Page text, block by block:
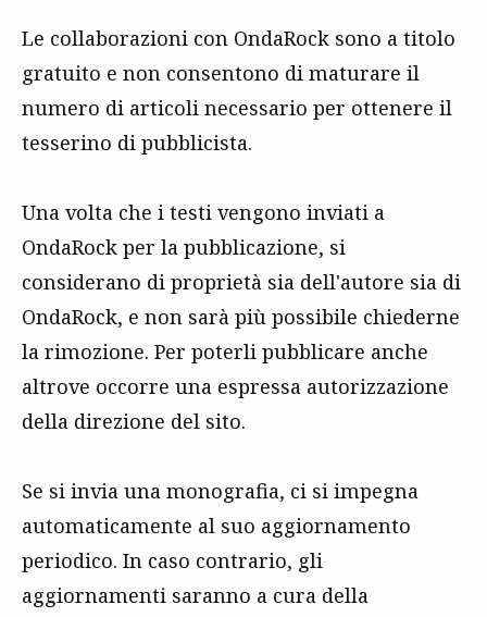
Le collaborazioni con OndaRock sono a titolo
gratuito e non consentono di maturare il
numero di articoli necessario per ottenere il
tesserino di pubblicista.
Una volta che i testi vengono inviati a
OndaRock per la pubblicazione, si
considerano di proprietà sia dell'autore sia di
OndaRock, e non sarà più possibile chiederne
la rimozione. Per poterli pubblicare anche
altrove occorre una espressa autorizzazione
della direzione del sito.
Se si invia una monografia, ci si impegna
automaticamente al suo aggiornamento
periodico. In caso contrario, gli
aggiornamenti saranno a cura della